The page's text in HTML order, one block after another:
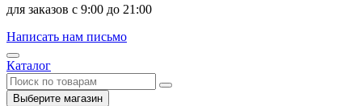
для заказов с 9:00 до 21:00
Написать нам письмо
Каталог
Выберите магазин